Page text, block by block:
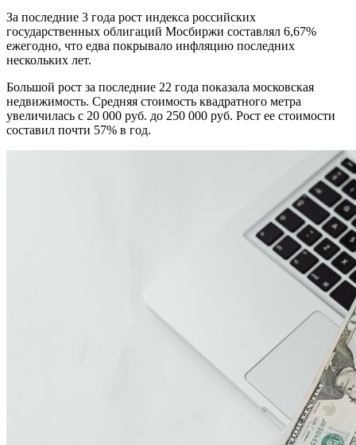
За последние 3 года рост индекса российских
государственных облигаций Мосбиржи составлял 6,67%
ежегодно, что едва покрывало инфляцию последних
нескольких лет.
Большой рост за последние 22 года показала московская
недвижимость. Средняя стоимость квадратного метра
увеличилась с 20 000 руб. до 250 000 руб. Рост ее стоимости
составил почти 57% в год.